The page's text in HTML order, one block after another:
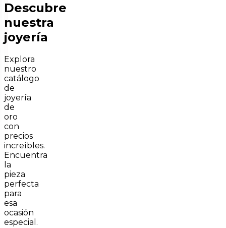
Descubre
nuestra
joyería
Explora
nuestro
catálogo
de
joyería
de
oro
con
precios
increíbles.
Encuentra
la
pieza
perfecta
para
esa
ocasión
especial.